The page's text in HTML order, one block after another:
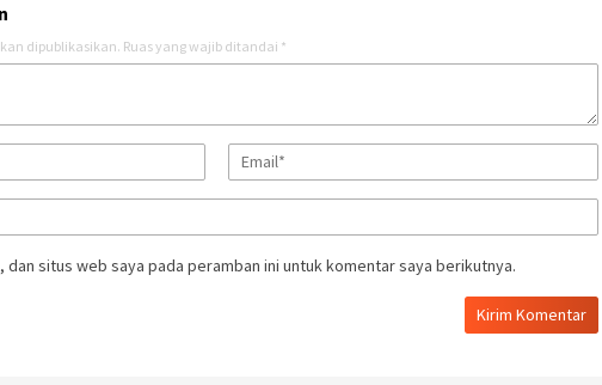
dipublikasikan. Ruas yang wajib ditandai *
dan situs web saya pada peramban ini untuk komentar saya berikutnya.